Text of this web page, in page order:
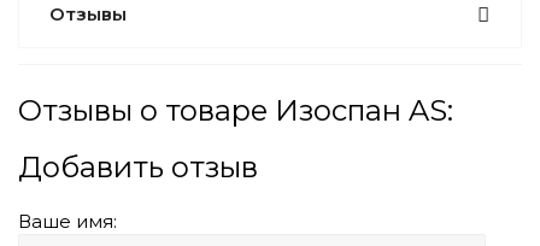
Отзывы
Отзывы о товаре Изоспан AS:
Добавить отзыв
Ваше имя: